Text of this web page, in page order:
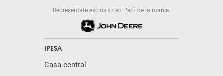
Representate exclusivo en Perú de la marca:
IPESA
Casa central